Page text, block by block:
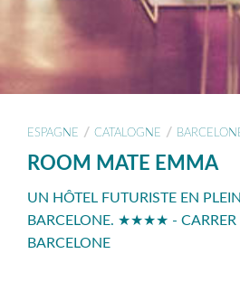
ESPAGNE / CATALOGNE /
ROOM MATE EMMA
UN HÔTEL FUTURISTE EN
BARCELONE. ★★★★ - CARRER
BARCELONE